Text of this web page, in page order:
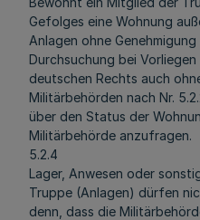
Gefolges eine Wohnung
Anlagen ohne
Durchsuchung bei
deutschen Rechts auch
Militärbehörden nach Nr.
über den Status der
Militärbehörde anzufragen.
5.2.4
Lager, Anwesen oder
Truppe (Anlagen) dürfen
denn, dass die